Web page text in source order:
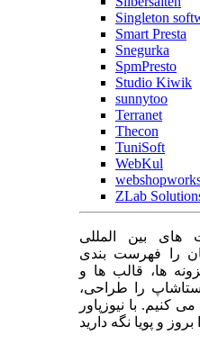
Singleton
Smart Presta
Snegurka
SpmPresto
Studio Kiwik
sunnytoo
Terranet
Thecon
TuniSoft
WebKul
ZLab
بین المللی
را فهرست بندی
ها، قالب ها و
را طراحی،
با نیوزپاور